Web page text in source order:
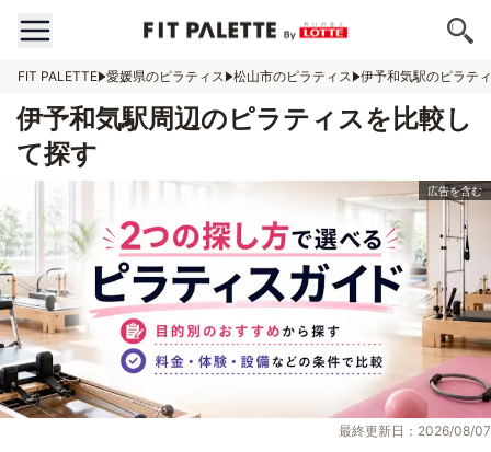
FIT PALETTE 愛媛県のピラティス 松山市のピラティス 伊予和気駅のピラテ
伊予和気駅周辺のピラティスを比較し
て探す
最終更新日：2026/08/07